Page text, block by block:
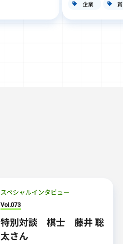
企業 賞
スペシャルインタビュー
Vol.073
特別対談 棋士 藤井 聡
太さん